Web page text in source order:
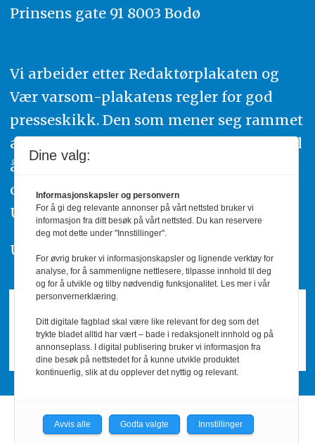
Prinsens gate 91 8003 Bodø
Vi arbeider etter Redaktørplakaten og
Vær varsom-plakatens regler for god
presseskikk. Den som mener seg rammet
av urettmessig publisering, oppfordres til
å ta kontakt med redaksjonen. Du kan
også klage inn saker til Pressens Faglige
Utvalg,www.pfu.no.
Utgiver: PBL
Powered by Labrador CMS
Dine valg:
Informasjonskapsler og personvern
For å gi deg relevante annonser på vårt nettsted bruker vi
informasjon fra ditt besøk på vårt nettsted. Du kan reservere
deg mot dette under "Innstillinger".
For øvrig bruker vi informasjonskapsler og lignende verktøy for
analyse, for å sammenligne nettlesere, tilpasse innhold til deg
og for å utvikle og tilby nødvendig funksjonalitet. Les mer i vår
personvernerklæring.
Ditt digitale fagblad skal være like relevant for deg som det
trykte bladet alltid har vært – bade i redaksjonelt innhold og på
annonseplass. I digital publisering bruker vi informasjon fra
dine besøk på nettstedet for å kunne utvikle produktet
kontinuerlig, slik at du opplever det nyttig og relevant.
Avvis alle Godta valgte Innstillinger